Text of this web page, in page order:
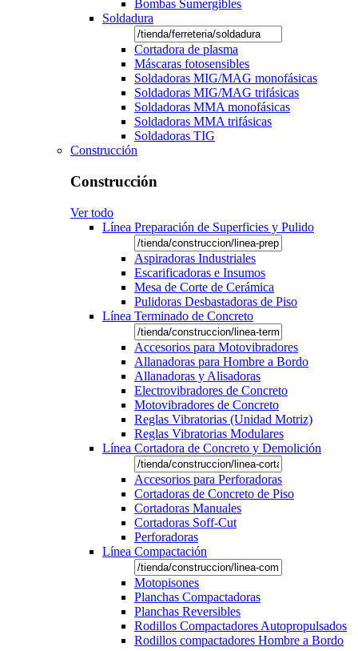
Bombas Sumergibles
Soldadura
Cortadora de plasma
Máscaras fotosensibles
Soldadoras MIG/MAG monofásicas
Soldadoras MIG/MAG trifásicas
Soldadoras MMA monofásicas
Soldadoras MMA trifásicas
Soldadoras TIG
Construcción
Construcción
Ver todo
Línea Preparación de Superficies y Pulido
Aspiradoras Industriales
Escarificadoras e Insumos
Mesa de Corte de Cerámica
Pulidoras Desbastadoras de Piso
Línea Terminado de Concreto
Accesorios para Motovibradores
Allanadoras para Hombre a Bordo
Allanadoras y Alisadoras
Electrovibradores de Concreto
Motovibradores de Concreto
Reglas Vibratorias (Unidad Motriz)
Reglas Vibratorias Modulares
Línea Cortadora de Concreto y Demolición
Accesorios para Perforadoras
Cortadoras de Concreto de Piso
Cortadoras Manuales
Cortadoras Soff-Cut
Perforadoras
Línea Compactación
Motopisones
Planchas Compactadoras
Planchas Reversibles
Rodillos Compactadores Autopropulsados
Rodillos compactadores Hombre a Bordo